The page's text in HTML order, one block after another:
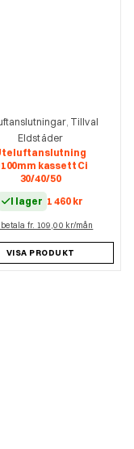
, Tillval
Eldstäder
kassett Ci
30/40/50
I lager 1 460 kr
fr. 109,00 kr/mån
VISA PRODUKT